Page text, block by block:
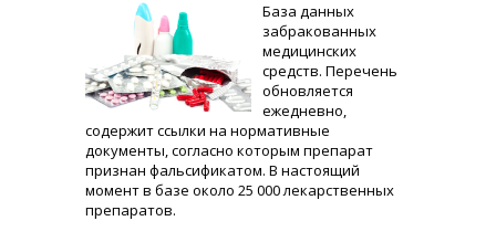
База данных
забракованных
медицинских
средств. Перечень
обновляется
ежедневно,
содержит ссылки на нормативные
документы, согласно которым препарат
признан фальсификатом. В настоящий
момент в базе около 25 000 лекарственных
препаратов.